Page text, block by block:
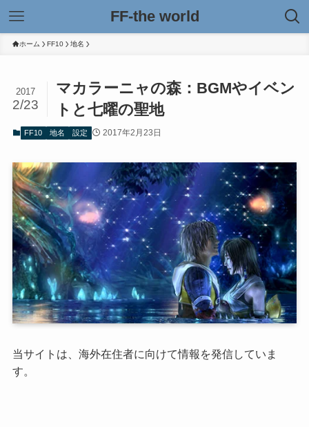
FF-the world
ホーム FF10 地名
マカラーニャの森：BGMやイベン
トと七曜の聖地
2017
2/23
FF10 地名 設定 2017年2月23日
当サイトは、海外在住者に向けて情報を発信していま
す。